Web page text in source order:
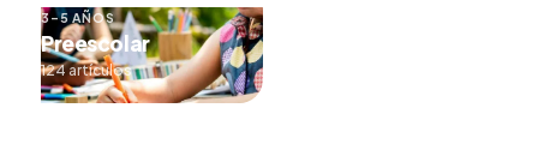
3–5 AÑOS
Preescolar
124 artículos